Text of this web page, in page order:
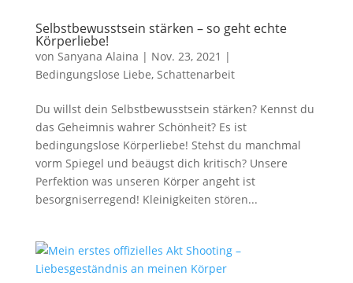
Selbstbewusstsein stärken – so geht echte
Körperliebe!
von Sanyana Alaina | Nov. 23, 2021 |
Bedingungslose Liebe, Schattenarbeit
Du willst dein Selbstbewusstsein stärken? Kennst du
das Geheimnis wahrer Schönheit? Es ist
bedingungslose Körperliebe! Stehst du manchmal
vorm Spiegel und beäugst dich kritisch? Unsere
Perfektion was unseren Körper angeht ist
besorgniserregend! Kleinigkeiten stören...